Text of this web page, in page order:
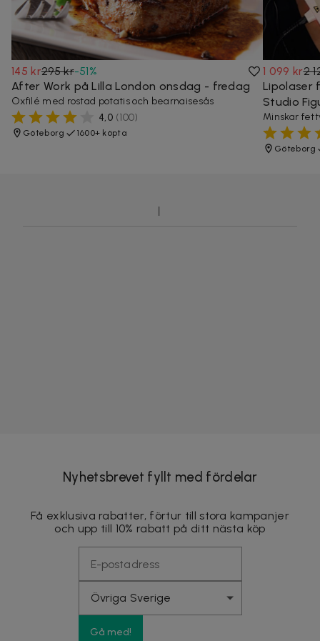
145 kr295 kr-51%
After Work på Lilla London onsdag - fredag
Oxfilé med rostad potatis och bearnaisesås
4,0 (100)
Göteborg 1600+ köpta
1 099 kr2
Lipolaser
Studio
Minskar
Göteborg
Nyhetsbrevet fyllt med fördelar
Få exklusiva rabatter, förtur till stora kampanjer
och upp till 10% rabatt på ditt nästa köp
Gå med!